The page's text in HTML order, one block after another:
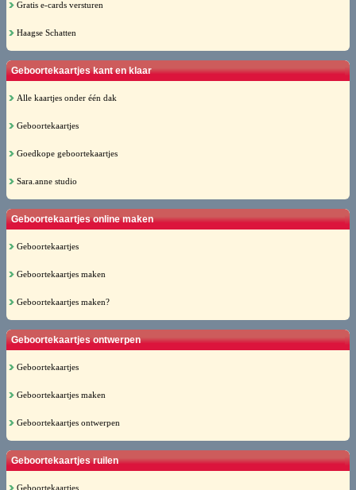
Gratis e-cards versturen
Haagse Schatten
Geboortekaartjes kant en klaar
Alle kaartjes onder één dak
Geboortekaartjes
Goedkope geboortekaartjes
Sara.anne studio
Geboortekaartjes online maken
Geboortekaartjes
Geboortekaartjes maken
Geboortekaartjes maken?
Geboortekaartjes ontwerpen
Geboortekaartjes
Geboortekaartjes maken
Geboortekaartjes ontwerpen
Geboortekaartjes ruilen
Geboortekaartjes